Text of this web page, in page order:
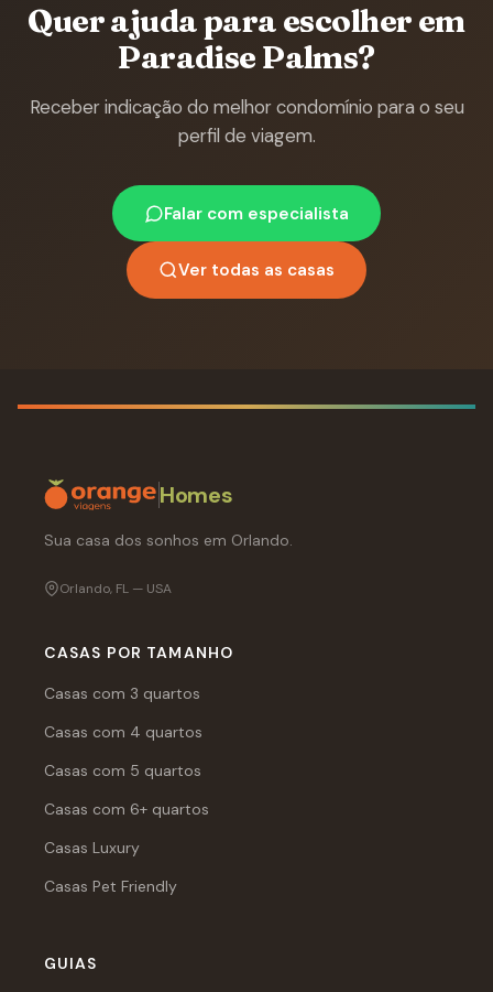
Quer ajuda para escolher em
Paradise Palms?
Receber indicação do melhor condomínio para o seu
perfil de viagem.
Falar com especialista
Ver todas as casas
Homes
Sua casa dos sonhos em Orlando.
Orlando, FL — USA
CASAS POR TAMANHO
Casas com 3 quartos
Casas com 4 quartos
Casas com 5 quartos
Casas com 6+ quartos
Casas Luxury
Casas Pet Friendly
GUIAS